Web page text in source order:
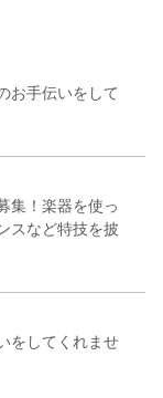
お手伝いをして
集！楽器を使っ
スなど特技を披
をしてくれませ